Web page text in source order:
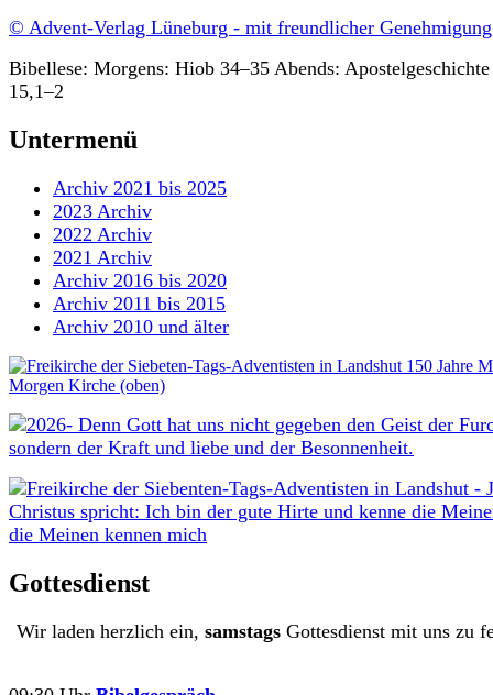
© Advent-Verlag Lüneburg - mit freundlicher Genehmigung
Bibellese: Morgens: Hiob 34–35 Abends: Apostelgeschichte
15,1–2
Untermenü
Archiv 2021 bis 2025
2023 Archiv
2022 Archiv
2021 Archiv
Archiv 2016 bis 2020
Archiv 2011 bis 2015
Archiv 2010 und älter
Gottesdienst
Wir laden herzlich ein, samstagsGottesdienst mit uns zu